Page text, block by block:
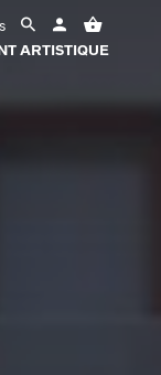
ARTISTIQUE